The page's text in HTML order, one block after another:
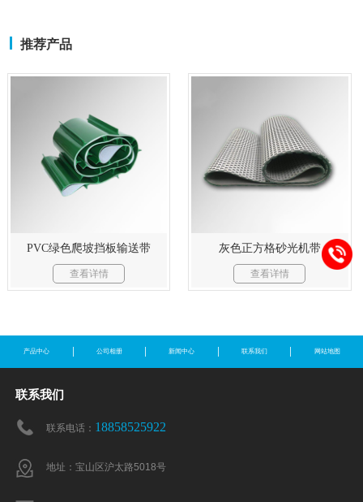
推荐产品
PVC绿色爬坡挡板输送带
查看详情
灰色正方格砂光机带
查看详情
产品中心 公司相册 新闻中心 联系我们 网站地图
联系我们
联系电话： 18858525922
地址：宝山区沪太路5018号